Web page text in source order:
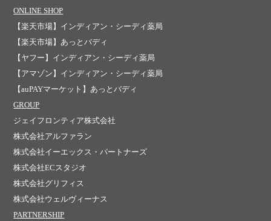
ONLINE SHOP
【楽天市場】インディアン・シーディ薬局
【楽天市場】あっとバディ
【ヤフー】インディアン・シーディ薬局
【アマゾン】インディアン・シーディ薬局
【auPAYマーケット】あっとバディ
GROUP
ジェイフロンティア株式会社
株式会社アルファラン
株式会社イーエックス・パートナーズ
株式会社ECスタジオ
株式会社グリフィス
株式会社ウェルヴィーナス
PARTNERSHIP